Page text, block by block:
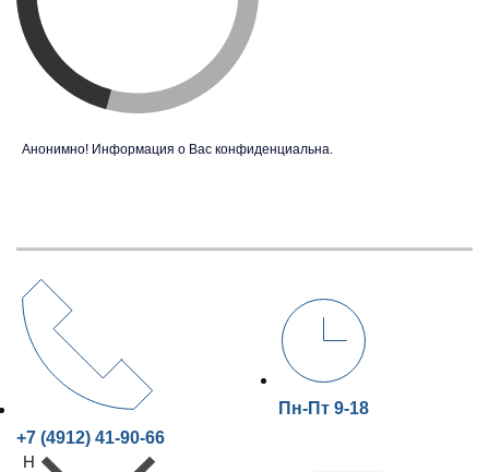
Анонимно! Информация о Вас конфиденциальна.
+7 (4912) 41-90-66
Пн-Пт 9-18
Н